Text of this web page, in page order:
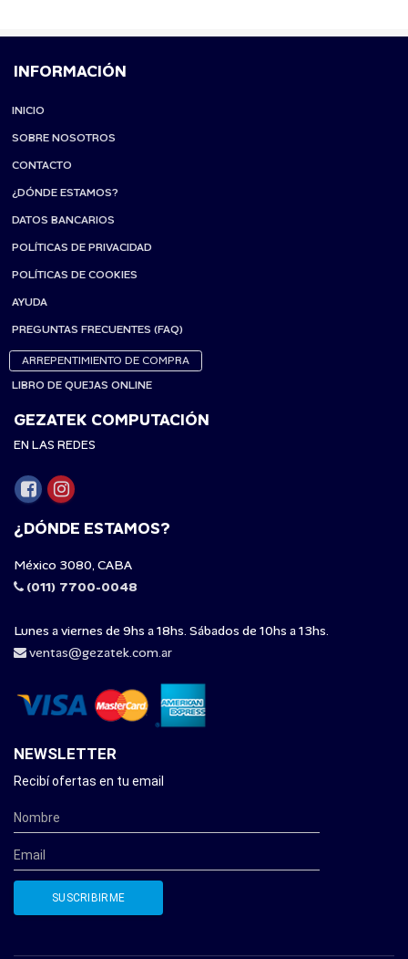
INFORMACIÓN
INICIO
SOBRE NOSOTROS
CONTACTO
¿DÓNDE ESTAMOS?
DATOS BANCARIOS
POLÍTICAS DE PRIVACIDAD
POLÍTICAS DE COOKIES
AYUDA
PREGUNTAS FRECUENTES (FAQ)
ARREPENTIMIENTO DE COMPRA
LIBRO DE QUEJAS ONLINE
GEZATEK COMPUTACIÓN
EN LAS REDES
¿DÓNDE ESTAMOS?
México 3080, CABA
(011) 7700-0048
Lunes a viernes de 9hs a 18hs. Sábados de 10hs a 13hs.
ventas@gezatek.com.ar
NEWSLETTER
Recibí ofertas en tu email